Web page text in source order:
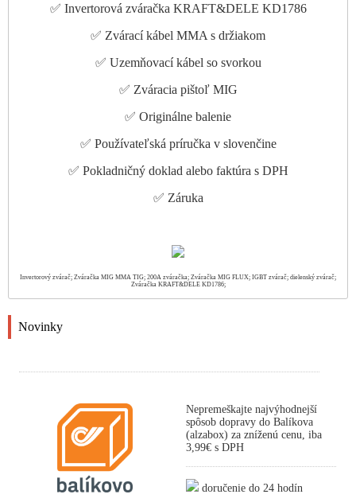
✅ Invertorová zváračka KRAFT&DELE KD1786
✅ Zvárací kábel MMA s držiakom
✅ Uzemňovací kábel so svorkou
✅ Zváracia pištoľ MIG
✅ Originálne balenie
✅ Používateľská príručka v slovenčine
✅ Pokladničný doklad alebo faktúra s DPH
✅ Záruka
Invertorový zvárač; Zváračka MIG MMA TIG; 200A zváračka; Zváračka MIG FLUX; IGBT zvárač; dielenský zvárač;
Zváračka KRAFT&DELE KD1786;
Novinky
Nepremeškajte najvýhodnejší
spôsob dopravy do Balíkova
(alzabox) za zníženú cenu, iba
3,99€ s DPH
doručenie do 24 hodín